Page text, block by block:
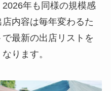
年も同様の規模感
内容は毎年変わるた
最新の出店リストを
ります。